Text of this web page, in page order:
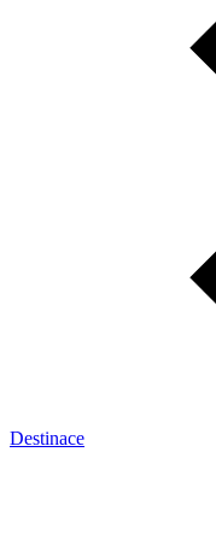
Destinace